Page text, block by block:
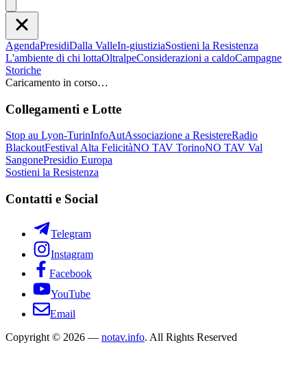
AgendaPresidiDalla ValleIn-giustiziaSostieni la Resistenza
L'ambiente di chi lottaOltralpeConsiderazioni a caldoCampagne
Storiche
Caricamento in corso…
Collegamenti e Lotte
Stop au Lyon-TurinInfoAutAssociazione a ResistereRadio
BlackoutFestival Alta FelicitàNO TAV TorinoNO TAV Val
SangonePresidio Europa
Sostieni la Resistenza
Contatti e Social
Telegram
Instagram
Facebook
YouTube
Email
Copyright © 2026 — notav.info. All Rights Reserved